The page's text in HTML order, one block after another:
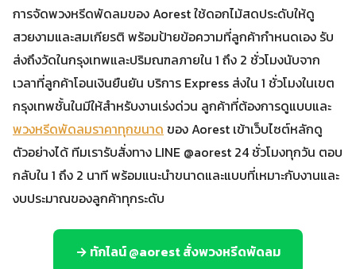
การจัดพวงหรีดพัดลมของ Aorest ใช้ดอกไม้สดประดับให้ดู
สวยงามและสมเกียรติ พร้อมป้ายข้อความที่ลูกค้ากำหนดเอง รับ
ส่งถึงวัดในกรุงเทพและปริมณฑลภายใน 1 ถึง 2 ชั่วโมงนับจาก
เวลาที่ลูกค้าโอนเงินยืนยัน บริการ Express ส่งใน 1 ชั่วโมงในเขต
กรุงเทพชั้นในมีให้สำหรับงานเร่งด่วน ลูกค้าที่ต้องการดูแบบและ
พวงหรีดพัดลมราคาทุกขนาด ของ Aorest เข้าเว็บไซต์หลักดู
ตัวอย่างได้ ทีมเรารับสั่งทาง LINE @aorest 24 ชั่วโมงทุกวัน ตอบ
กลับใน 1 ถึง 2 นาที พร้อมแนะนำขนาดและแบบที่เหมาะกับงานและ
งบประมาณของลูกค้าทุกระดับ
→ ทักไลน์ @aorest สั่งพวงหรีดพัดลม